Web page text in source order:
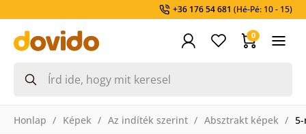
+36 176 54 681 (Hé-Pé: 10 - 15)
0
Honlap Képek Az indíték szerint Absztrakt képek